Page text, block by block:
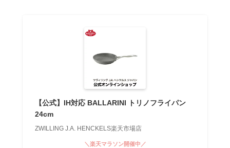
【公式】IH対応 BALLARINI トリノフライパン
24cm
ZWILLING J.A. HENCKELS楽天市場店
＼楽天マラソン開催中／